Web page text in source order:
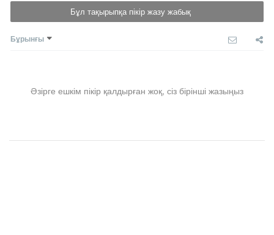
Бұл тақырыпқа пікір жазу жабық
Бұрынғы
Әзірге ешкім пікір қалдырған жоқ, сіз бірінші жазыңыз